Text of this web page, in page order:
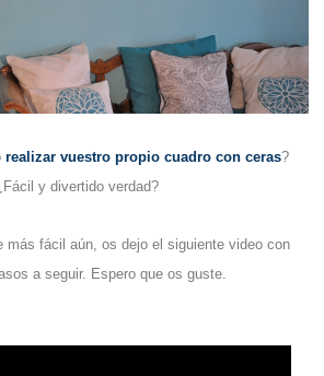
realizar vuestro propio cuadro con ceras?
y divertido verdad?
más fácil aún, os dejo el siguiente video con
a seguir. Espero que os guste.